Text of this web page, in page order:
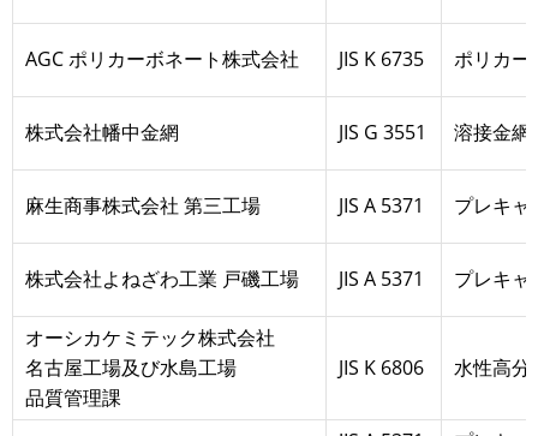
AGC ポリカーボネート株式会社 JIS K 6735 ポリカー
株式会社幡中金網 JIS G 3551 溶接金網
麻生商事株式会社 第三工場 JIS A 5371 プレキャ
株式会社よねざわ工業 戸磯工場 JIS A 5371 プレキャ
オーシカケミテック株式会社
名古屋工場及び水島工場
品質管理課
JIS K 6806 水性高